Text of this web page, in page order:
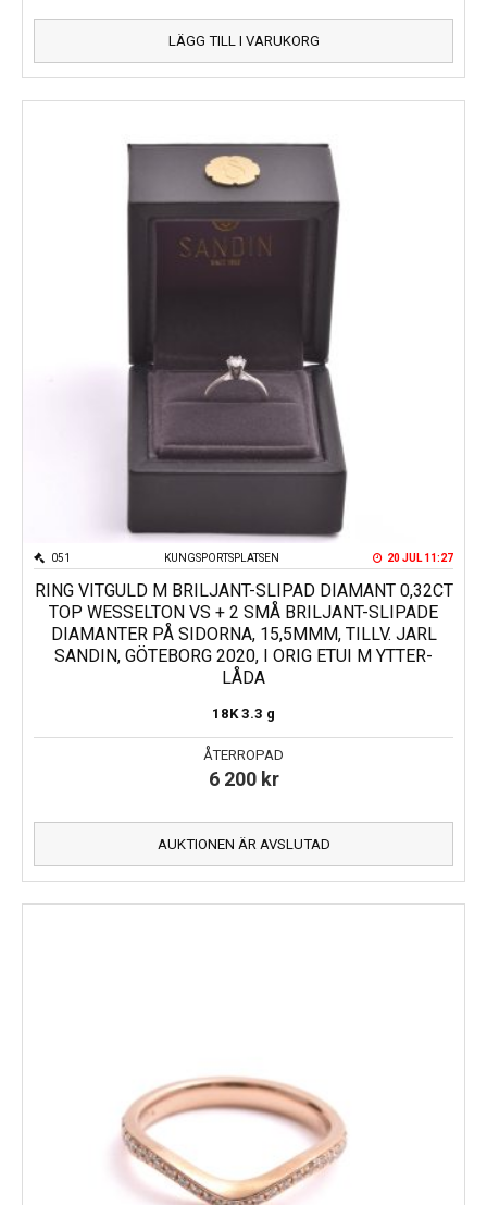
LÄGG TILL I VARUKORG
KUNGSPORTSPLATSEN
051 20 JUL 11:27
RING VITGULD M BRILJANT-SLIPAD DIAMANT 0,32CT
TOP WESSELTON VS + 2 SMÅ BRILJANT-SLIPADE
DIAMANTER PÅ SIDORNA, 15,5MMM, TILLV. JARL
SANDIN, GÖTEBORG 2020, I ORIG ETUI M YTTER-
LÅDA
18K 3.3 g
ÅTERROPAD
6 200 kr
AUKTIONEN ÄR AVSLUTAD